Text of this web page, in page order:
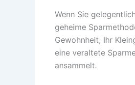
Wenn Sie
geheime
Gewohnheit, Ihr
eine veraltete
ansammelt.